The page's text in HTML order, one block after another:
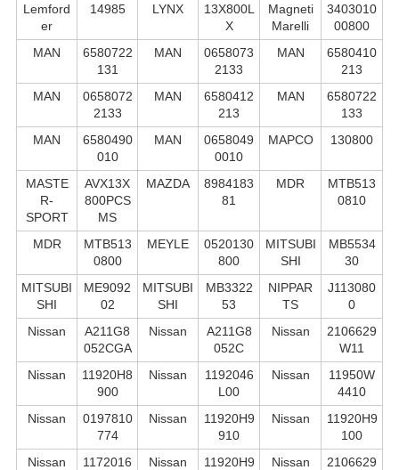
Lemford
er
14985 LYNX
13X800L
X
Magneti
Marelli
3403010
00800
MAN
6580722
131
MAN
0658073
2133
MAN
6580410
213
MAN
0658072
2133
MAN
6580412
213
MAN
6580722
133
MAN
6580490
010
MAN
0658049
0010
MAPCO 130800
MASTE
R-
SPORT
AVX13X
800PCS
MS
MAZDA
8984183
81
MDR
MTB513
0810
MDR
MTB513
0800
MEYLE
0520130
800
MITSUBI
SHI
MB5534
30
MITSUBI
SHI
ME9092
02
MITSUBI
SHI
MB3322
53
NIPPAR
TS
J113080
0
Nissan
A211G8
052CGA
Nissan
A211G8
052C
Nissan
2106629
W11
Nissan
11920H8
900
Nissan
1192046
L00
Nissan
11950W
4410
Nissan
0197810
774
Nissan
11920H9
910
Nissan
11920H9
100
Nissan
1172016
Nissan
11920H9
Nissan
2106629